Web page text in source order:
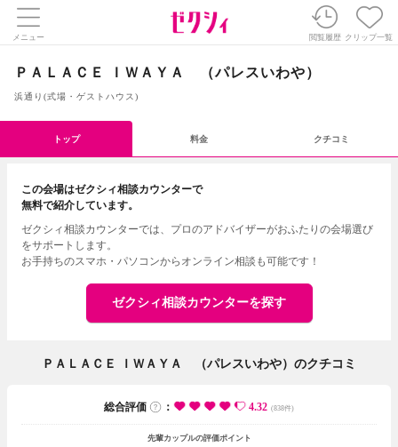
メニュー 閲覧履歴 クリップ一覧
ＰＡＬＡＣＥ ＩＷＡＹＡ （パレスいわや）
浜通り (式場・ゲストハウス )
トップ 料金 クチコミ
この会場はゼクシィ相談カウンターで
無料で紹介しています。
ゼクシィ相談カウンターでは、プロのアドバイザーがおふたりの会場選び
をサポートします。
お手持ちのスマホ・パソコンからオンライン相談も可能です！
ゼクシィ相談カウンターを探す
ＰＡＬＡＣＥ ＩＷＡＹＡ （パレスいわや）のクチコミ
総合評価 ： 4.32 (838件)
先輩カップルの評価ポイント